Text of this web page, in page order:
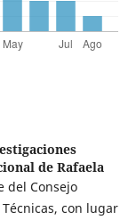
de Rafaela
del Consejo
con lugar